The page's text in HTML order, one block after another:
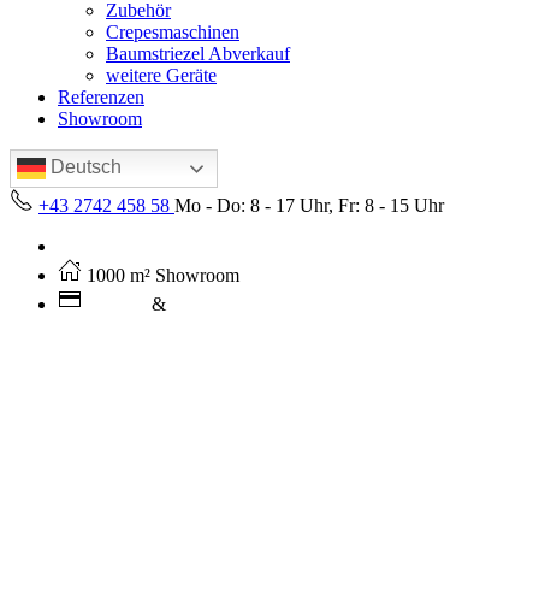
Zubehör
Crepesmaschinen
Baumstriezel Abverkauf
weitere Geräte
Referenzen
Showroom
Deutsch
+43 2742 458 58 Mo - Do: 8 - 17 Uhr, Fr: 8 - 15 Uhr
1000 m² Showroom
&